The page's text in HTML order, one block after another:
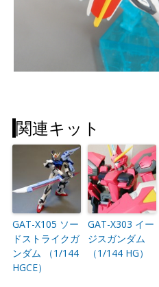
関連キット
GAT-X105 ソー
ドストライクガ
ンダム （1/144
HGCE）
GAT-X303 イー
ジスガンダム
（1/144 HG）